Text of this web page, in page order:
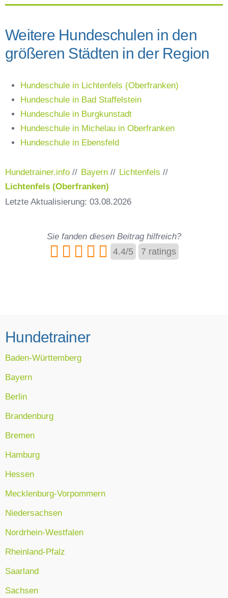
Weitere Hundeschulen in den
größeren Städten in der Region
Hundeschule in Lichtenfels (Oberfranken)
Hundeschule in Bad Staffelstein
Hundeschule in Burgkunstadt
Hundeschule in Michelau in Oberfranken
Hundeschule in Ebensfeld
Hundetrainer.info // Bayern // Lichtenfels //
Lichtenfels (Oberfranken)
Letzte Aktualisierung: 03.08.2026
Sie fanden diesen Beitrag hilfreich?
4.4/5 7 ratings
Hundetrainer
Baden-Württemberg
Bayern
Berlin
Brandenburg
Bremen
Hamburg
Hessen
Mecklenburg-Vorpommern
Niedersachsen
Nordrhein-Westfalen
Rheinland-Pfalz
Saarland
Sachsen